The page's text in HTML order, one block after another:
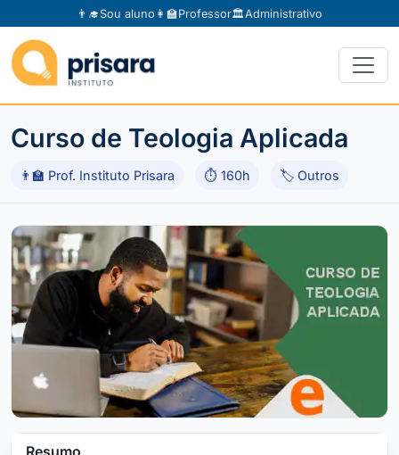
👨‍🎓Sou aluno 👩‍🏫Professor🏛️Administrativo
Curso de Teologia Aplicada
👨‍🏫 Prof. Instituto Prisara ⏱ 160h 🏷 Outros